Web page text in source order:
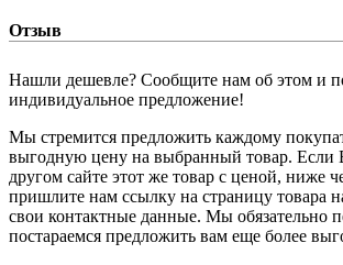
Отзыв
Нашли дешевле? Сообщите нам об этом и
индивидуальное предложение!
Мы стремится предложить каждому
выгодную цену на выбранный товар.
другом сайте этот же товар с ценой, ниже
пришлите нам ссылку на страницу товара
свои контактные данные. Мы обязательно
постараемся предложить вам еще более